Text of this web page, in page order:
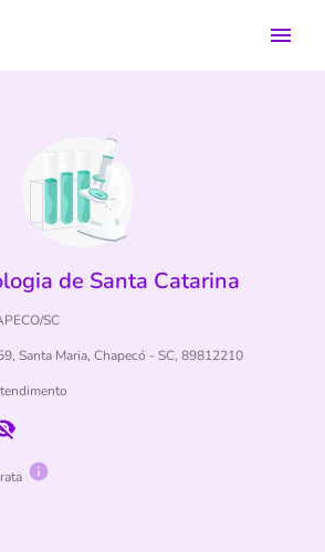
de Santa Catarina
SC
Santa Maria, Chapecó - SC, 89812210